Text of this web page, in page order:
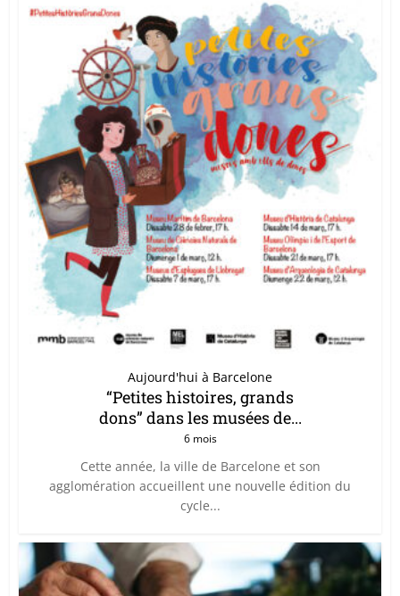
Aujourd'hui à Barcelone
“Petites histoires, grands
dons” dans les musées de...
6 mois
Cette année, la ville de Barcelone et son
agglomération accueillent une nouvelle édition du
cycle...